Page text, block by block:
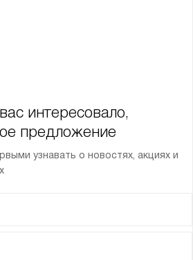
интересовало,
предложение
узнавать о новостях, акциях и